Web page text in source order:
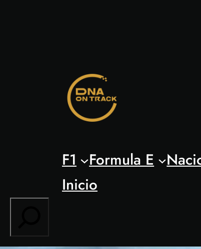
F1 Formula E
Inicio